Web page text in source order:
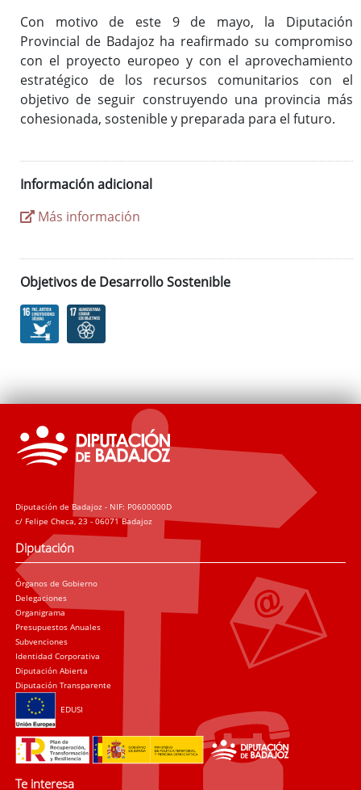
Con motivo de este 9 de mayo, la Diputación
Provincial de Badajoz ha reafirmado su compromiso
con el proyecto europeo y con el aprovechamiento
estratégico de los recursos comunitarios con el
objetivo de seguir construyendo una provincia más
cohesionada, sostenible y preparada para el futuro.
Información adicional
Más información
Objetivos de Desarrollo Sostenible
Diputación de Badajoz - NIF: P0600000D
c/ Felipe Checa, 23 - 06071 Badajoz
Diputación
Órganos de Gobierno
Delegaciones
Organigrama
Presupuestos Anuales
Subvenciones
Identidad Corporativa
Diputación Abierta
Diputación Transparente
EDUSI
Te interesa